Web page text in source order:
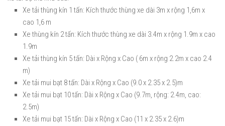
Xe tải thùng kín 1 tấn: Kích thước thùng xe dài 3m x rộng 1,6m x
cao 1,6 m
Xe thùng kín 2 tấn: Kích thước thùng xe dài 3.4m x rộng 1.9m x cao
1.9m
Xe tải thùng kín 5 tấn: Dài x Rộng x Cao ( 6m x rộng 2.2m x cao 2.4
m)
Xe tải mui bạt 8 tấn: Dài x Rộng x Cao (9.0 x 2.35 x 2.5)m
Xe tải mui bạt 10 tấn: Dài x Rộng x Cao (9.7m, rộng: 2.4m, cao:
2.5m)
Xe tải mui bạt 15 tấn: Dài x Rộng x Cao (11 x 2.35 x 2.6)m